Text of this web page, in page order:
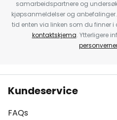
samarbeidspartnere og
kjøpsanmeldelser og
tid enten via linken som du finner i
kontaktskjema. Ytterligere
Kundeservice
FAQs